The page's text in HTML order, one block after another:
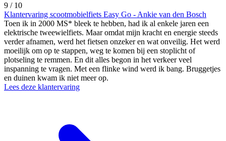
9 / 10
Klantervaring scootmobielfiets Easy Go - Ankie van den Bosch
Toen ik in 2000 MS* bleek te hebben, had ik al enkele jaren een
elektrische tweewielfiets. Maar omdat mijn kracht en energie steeds
verder afnamen, werd het fietsen onzeker en wat onveilig. Het werd
moeilijk om op te stappen, weg te komen bij een stoplicht of
plotseling te remmen. En dit alles begon in het verkeer veel
inspanning te vragen. Met een flinke wind werd ik bang. Bruggetjes
en duinen kwam ik niet meer op.
Lees deze klantervaring